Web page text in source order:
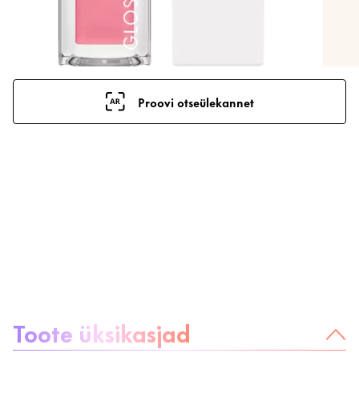
Proovi otseülekannet
Toote üksikasjad